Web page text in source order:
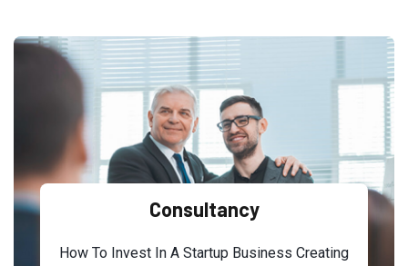
Consultancy
How To Invest In A Startup Business Creating